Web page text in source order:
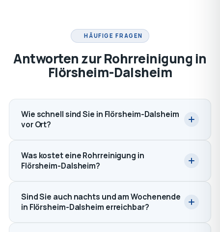
HÄUFIGE FRAGEN
Antworten zur Rohrreinigung in
Flörsheim-Dalsheim
Wie schnell sind Sie in Flörsheim-Dalsheim
vor Ort?
Was kostet eine Rohrreinigung in
Flörsheim-Dalsheim?
Sind Sie auch nachts und am Wochenende
in Flörsheim-Dalsheim erreichbar?